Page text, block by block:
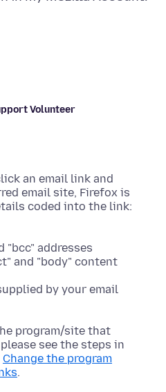
Volunteer
an email link and
email site, Firefox is
"bcc" addresses
and "body" content
by your email
program/site that
see the steps in
Change the program